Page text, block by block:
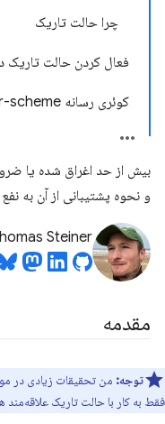
چرا حالت تاریک
فعال کردن حالت تاریک
کوئری رسانه prefers-color-scheme
بیش از حد اغراق شده یا
و نحوه پشتیبانی از آن به
Steiner
مقدمه
توجه: من تحقیقات زیادی در
فقط به کار با حالت تاریک علاقه‌مند